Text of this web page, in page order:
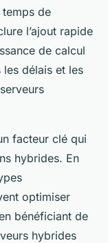
de
l’ajout rapide
de calcul
les délais et les
facteur clé qui
hybrides. En
optimiser
bénéficiant de
hybrides